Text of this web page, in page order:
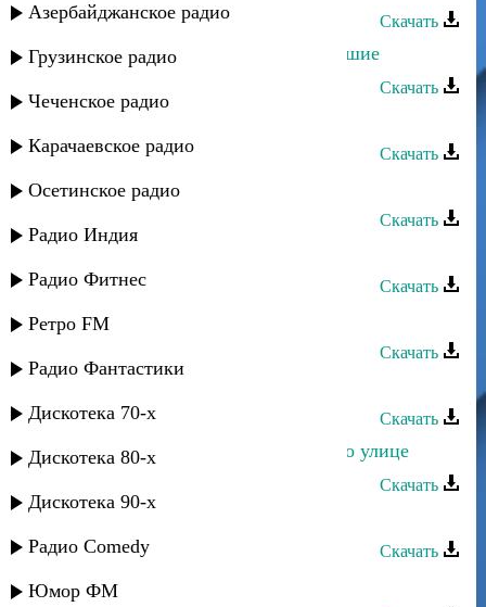
Азербайджанское радио
Грузинское радио
Чеченское радио
Карачаевское радио
Осетинское радио
Радио Индия
Радио Фитнес
Ретро FM
Радио Фантастики
Дискотека 70-х
Дискотека 80-х
Дискотека 90-х
Радио Comedy
Юмор ФМ
Скачать
Сулик Садыков - Листья пожелтевшие
Скачать
Скачать
Сулик Садыков - Танго
Скачать
Скачать
Сулик Садыков - Зверь
Скачать
Сулик Садыков - Жена
Скачать
Сулик Садыков - Если ты идешь по улице
Скачать
Скачать
Сулик Садыков - Долина